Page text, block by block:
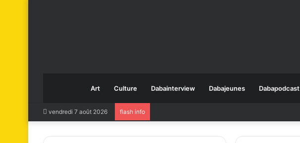
Art Culture Dabainterview Dabajeunes Dabapodcast
vendredi 7 août 2026 flash info